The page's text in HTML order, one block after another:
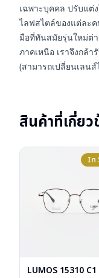
เฉพาะบุคคล ปรับแต่
ไลฟสไตล์ของแต่ละค
มือที่ทันสมัยรุ่นใหม่ต่
ภาคเหนือ เราจึงกล้
(สามารถเปลี่ยนเลน
สินค้าที่เกี่ยว
In
LUMOS 15310 C1